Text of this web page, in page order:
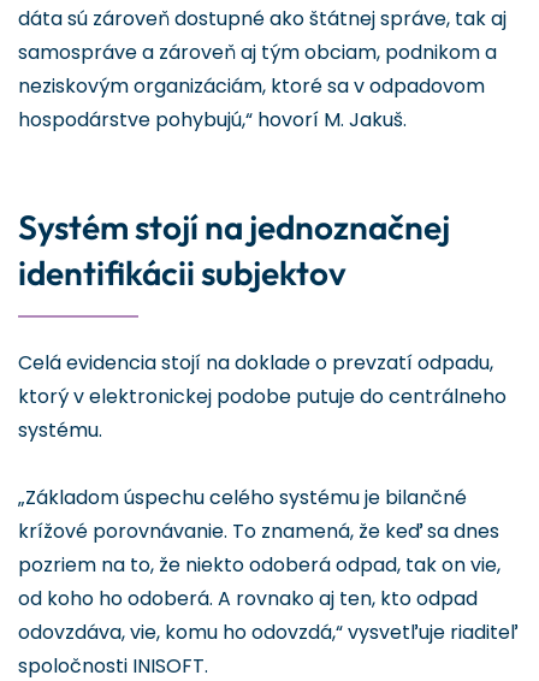
dáta sú zároveň dostupné ako štátnej správe, tak aj
samospráve a zároveň aj tým obciam, podnikom a
neziskovým organizáciám, ktoré sa v odpadovom
hospodárstve pohybujú,“ hovorí M. Jakuš.
Systém stojí na jednoznačnej
identifikácii subjektov
Celá evidencia stojí na doklade o prevzatí odpadu,
ktorý v elektronickej podobe putuje do centrálneho
systému.
„Základom úspechu celého systému je bilančné
krížové porovnávanie. To znamená, že keď sa dnes
pozriem na to, že niekto odoberá odpad, tak on vie,
od koho ho odoberá. A rovnako aj ten, kto odpad
odovzdáva, vie, komu ho odovzdá,“ vysvetľuje riaditeľ
spoločnosti INISOFT.